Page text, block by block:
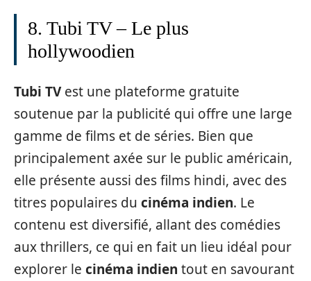
8. Tubi TV – Le plus
hollywoodien
Tubi TVest une plateforme gratuite
soutenue par la publicité qui offre une large
gamme de films et de séries. Bien que
principalement axée sur le public américain,
elle présente aussi des films hindi, avec des
titres populaires du cinéma indien. Le
contenu est diversifié, allant des comédies
aux thrillers, ce qui en fait un lieu idéal pour
explorer le cinéma indien tout en savourant